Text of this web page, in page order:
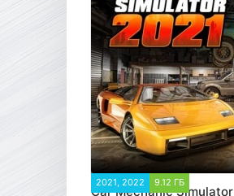
2021, 2022 9.12 ГБ
Car Mechanic Simulator